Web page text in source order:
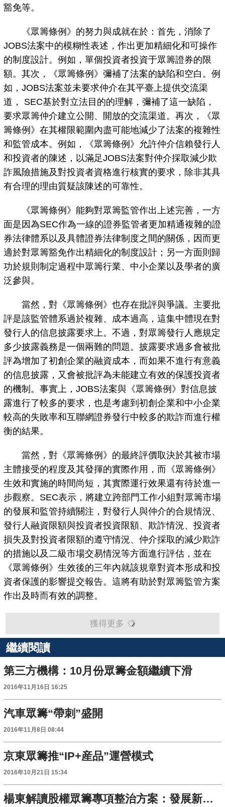
豁免等。
《眾籌條例》的努力與成就在於：首先，消除了
JOBS法案中的模糊性表述，作出更加精細化和可操作
的制度設計。例如，單個投資者投資于眾籌證券的限
額。其次，《眾籌條例》彌補了法案的缺陷和空白。例
如，JOBS法案並未要求仲介在其平臺上提供交流渠
道， SEC基於對立法目的的理解，彌補了這一缺陷，
要求眾籌仲介建立公開、開放的交流渠道。再次，《眾
籌條例》在其權限範圍內盡可能地減少了法案的複雜性
和監管成本。例如，《眾籌條例》允許仲介信賴發行人
和投資者的陳述，以滿足JOBS法案對仲介採取減少欺
詐風險措施及對投資者資格進行核實的要求，除非其具
有合理的理由質疑該陳述的可靠性。
《眾籌條例》能夠對眾籌監管作出上述完善，一方
面是因為SEC作為一線的證券監管者更加精通複雜的證
券法律體系以及具體證券法律制度之間的關係，因而更
適於對眾籌豁免作出精細化的制度設計；另一方面則歸
功於規則制定過程中眾籌行業、中小企業以及學者的廣
泛參與。
當然，對《眾籌條例》也存在批評與爭議。主要批
評是該監管體系過於複雜、成本過高，這集中體現在對
發行人的信息披露要求上。不過，對眾籌發行人應規定
多少披露義務是一個兩難的問題。披露要求過多會被批
評為增加了初創企業的融資成本，而如果不進行有意義
的信息披露，又會被批評為未能建立有效的保護投資者
的機制。事實上，JOBS法案與《眾籌條例》對信息披
露進行了較多的要求，也是考慮到初創企業和中小企業
較高的失敗率和互聯網證券發行中較多的欺詐而進行權
衡的結果。
當然，對《眾籌條例》的最終評價取決於其被市場
主體接受的程度及其發揮的實際作用，而《眾籌條例》
生效和實施的時間尚短，其實際運行效果還有待於進一
步觀察。SEC表示，將建立跨部門工作小組對眾籌市場
的發展和監管持續關注，對發行人與仲介的合規情況、
發行人融資限額與投資者投資限額、欺詐情況、投資者
損失及對投資者限額的遵守情況、仲介採取的減少欺詐
的措施以及二級市場交易情況等方面進行評估，並在
《眾籌條例》生效後的三年內就該規章對資本形成和投
資者保護的影響提交報告。這將有助於對眾籌監管方案
作出及時而有效的調整。
獲得更多
繼續閱讀
第三方機構：10月份眾籌金額繼續下滑
2016年11月16日 16:25
汽車眾籌“帶刺”盛開
2016年11月8日 08:44
京東眾籌推“IP+産品”運營模式
2016年10月21日 15:34
楊東解讀股權眾籌專項整治方案：發展新經濟 培育新動能